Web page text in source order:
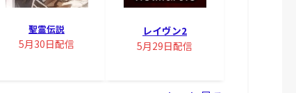
聖霊伝説
5月30日配信
レイヴン2
5月29日配信